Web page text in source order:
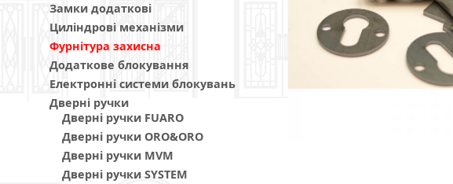
Замки додаткові
Циліндрові механізми
Фурнітура захисна
Додаткове блокування
Електронні системи блокувань
Дверні ручки
Дверні ручки FUARO
Дверні ручки ORO&ORO
Дверні ручки MVM
Дверні ручки SYSTEM